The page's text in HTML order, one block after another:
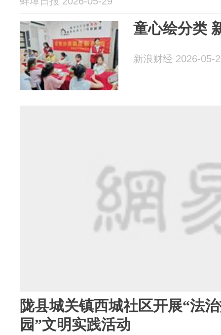
童心绘分类
新浪财经 2026-05-
陇县城关镇西城社区开展“法
园”文明实践活动